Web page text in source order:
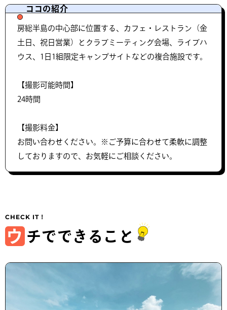
ココの紹介
房総半島の中心部に位置する、カフェ・レストラン（金
土日、祝日営業）とクラブミーティング会場、ライブハ
ウス、1日1組限定キャンプサイトなどの複合施設です。
【撮影可能時間】
24時間
【撮影料金】
お問い合わせください。※ご予算に合わせて柔軟に調整
しておりますので、お気軽にご相談ください。
ウ チでできること